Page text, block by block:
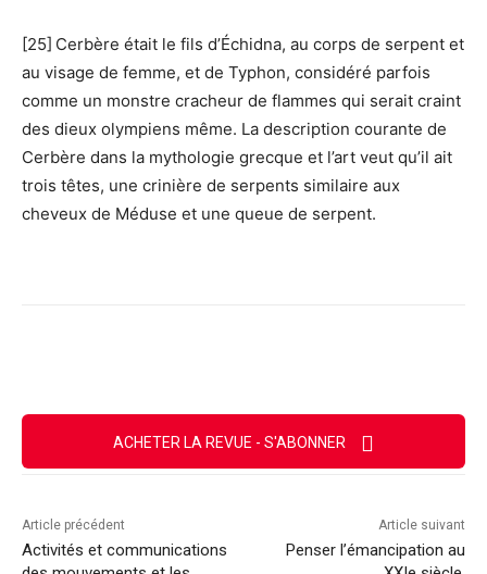
[25] Cerbère était le fils d’Échidna, au corps de serpent et
au visage de femme, et de Typhon, considéré parfois
comme un monstre cracheur de flammes qui serait craint
des dieux olympiens même. La description courante de
Cerbère dans la mythologie grecque et l’art veut qu’il ait
trois têtes, une crinière de serpents similaire aux
cheveux de Méduse et une queue de serpent.
ACHETER LA REVUE - S'ABONNER
Article précédent
Activités et communications
Article suivant
Penser l’émancipation au